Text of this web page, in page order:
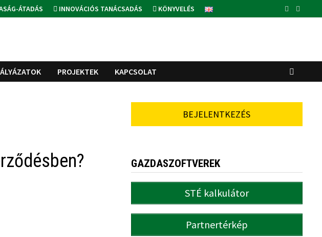
ÁTADÁS INNOVÁCIÓS TANÁCSADÁS KÖNYVELÉS
PROJEKTEK KAPCSOLAT
BEJELENTKEZÉS
GAZDASZOFTVEREK
STÉ kalkulátor
Partnertérkép